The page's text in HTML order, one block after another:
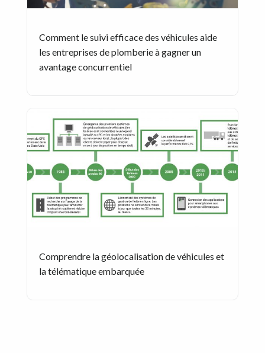
Comment le suivi efficace des véhicules aide
les entreprises de plomberie à gagner un
avantage concurrentiel
Comprendre la géolocalisation de véhicules et
la télématique embarquée